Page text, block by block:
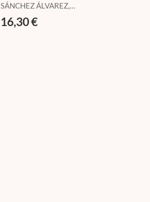
SÁNCHEZ ÁLVAREZ,
COSTILLA, LUCÍA
16,30 €